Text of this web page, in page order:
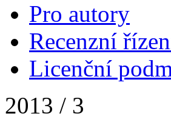
Pro autory
Recenzní
Licenční
2013 / 3